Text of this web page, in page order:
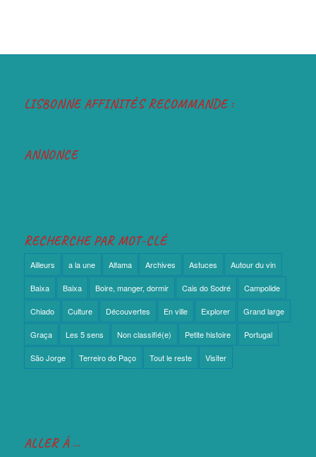
LISBONNE AFFINITÉS RECOMMANDE :
ANNONCE
RECHERCHE PAR MOT-CLÉ
Ailleurs a la une Alfama Archives Astuces Autour du vin
Baixa Baixa Boire, manger, dormir Cais do Sodré Campolide
Chiado Culture Découvertes En ville Explorer Grand large
Graça Les 5 sens Non classifié(e) Petite histoire Portugal
São Jorge Terreiro do Paço Tout le reste Visiter
ALLER À …